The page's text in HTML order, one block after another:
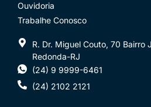
Ouvidoria
Trabalhe Conosco
R. Dr. Miguel Couto, 70 Bairro
Redonda-RJ
(24) 9 9999-6461
(24) 2102 2121